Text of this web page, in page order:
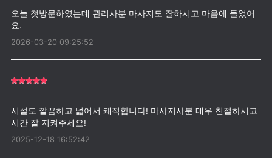
오늘 첫방문하였는데 관리사분 마사지도 잘하시고 마음에 들었어
2026-03-20 09:25:52
시설도 깔끔하고 넓어서 쾌적합니다! 마사지사분 매우 친절하시고
2025-12-18 16:52:42